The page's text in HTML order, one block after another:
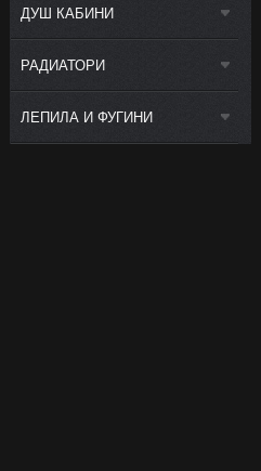
ДУШ КАБИНИ
РАДИАТОРИ
ЛЕПИЛА И ФУГИНИ